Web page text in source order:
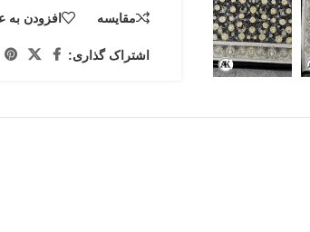
مقایسه افزودن به
اشتراک گذاری: